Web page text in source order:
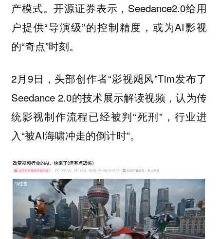
产模式。开源证券表示，Seedance2.0给用
户提供“导演级”的控制精度，或为AI影视
的“奇点”时刻。
2月9日，头部创作者“影视飓风”Tim发布了
Seedance 2.0的技术展示解读视频，认为传
统影视制作流程已经被判“死刑”，行业进
入“被AI海啸冲走的倒计时”。